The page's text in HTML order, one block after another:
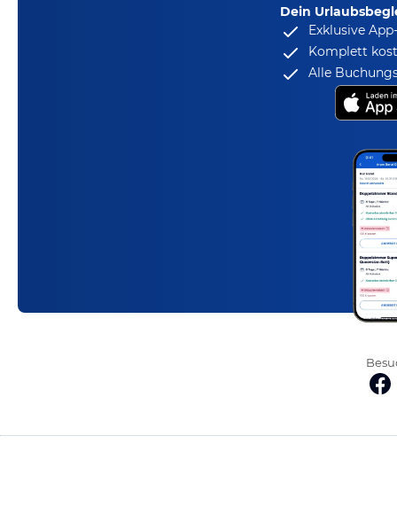
Dein
Exklusive
Komplett
Alle